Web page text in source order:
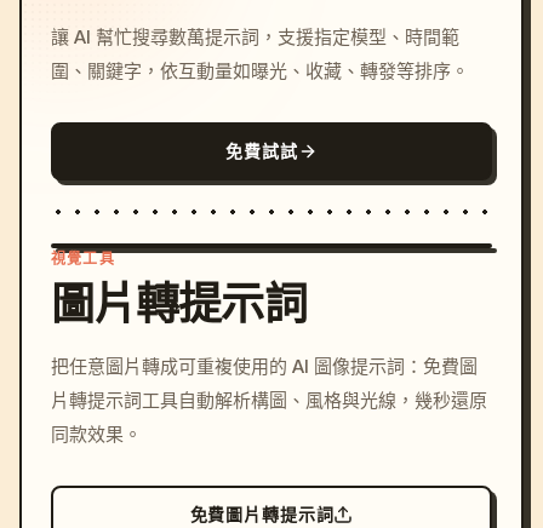
讓 AI 幫忙搜尋數萬提示詞，支援指定模型、時間範
圍、關鍵字，依互動量如曝光、收藏、轉發等排序。
免費試試
c, cyberpunk sunset, neon
colors, 8k --v 6.0
視覺工具
圖片轉提示詞
把任意圖片轉成可重複使用的 AI 圖像提示詞：免費圖
片轉提示詞工具自動解析構圖、風格與光線，幾秒還原
同款效果。
免費圖片轉提示詞